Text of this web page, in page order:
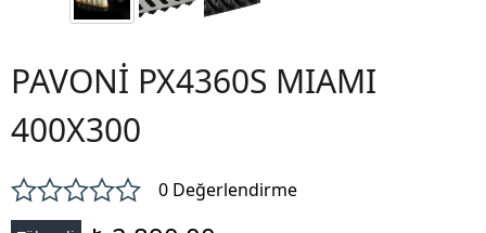
PAVONİ PX4360S MIAMI
400X300
0 Değerlendirme